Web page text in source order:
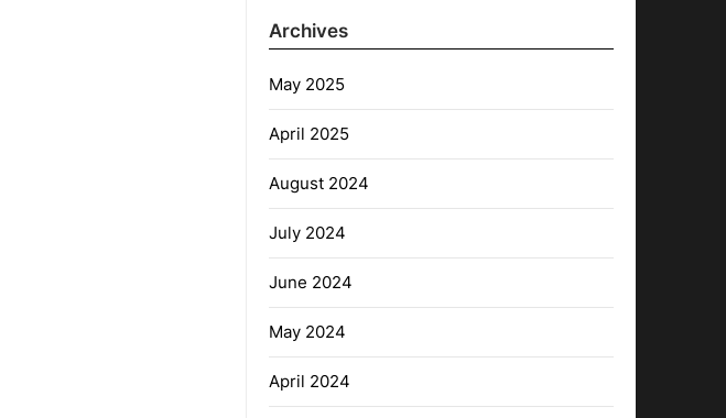
Archives
May 2025
April 2025
August 2024
July 2024
June 2024
May 2024
April 2024